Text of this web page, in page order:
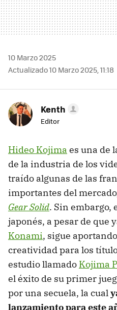
10 Marzo 2025
Actualizado 10 Marzo 2025, 11:18
Kenth
Editor
Hideo Kojima es una de
de la industria de los
traído algunas de las
importantes del
Gear Solid. Sin embargo,
japonés, a pesar de que
Konami, sigue
creatividad para los
estudio llamado Kojima
el éxito de su primer
por una secuela, la cual
lanzamiento para este